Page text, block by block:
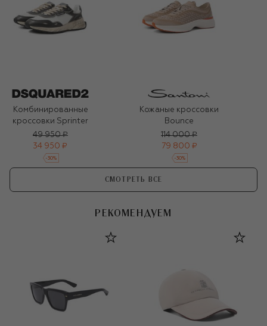
Комбинированные
кроссовки Sprinter
49 950 ₽
34 950 ₽
-30%
Кожаные кроссовки
Bounce
114 000 ₽
79 800 ₽
-30%
СМОТРЕТЬ ВСЕ
РЕКОМЕНДУЕМ